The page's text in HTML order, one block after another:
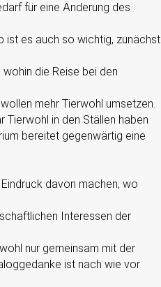
für eine Änderung des
ist es auch so wichtig, zunächst
die Reise bei den
mehr Tierwohl umsetzen.
Tierwohl in den Ställen haben
bereitet gegenwärtig eine
davon machen, wo
Interessen der
nur gemeinsam mit der
ist nach wie vor